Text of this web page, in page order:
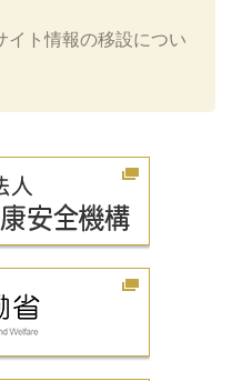
イト情報の移設につい